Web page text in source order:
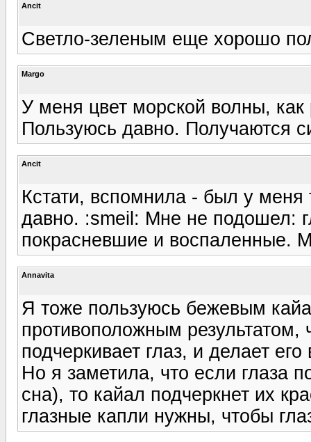
Ancit
Светло-зеленым еще хорошо
Margo
У меня цвет морской волны,
Пользуюсь давно. Получаются
Ancit
Кстати, вспомнила - был у
давно. :smeil: Мне не подошел:
покрасневшие и воспаленные.
Annavita
Я тоже пользуюсь бежевым
противоположным
подчеркивает глаз, и делает
Но я заметила, что если глаза
сна), то кайал подчеркнет их
глазные капли нужны, чтобы